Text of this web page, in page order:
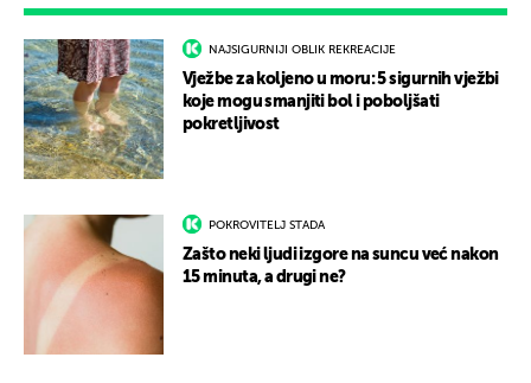
NAJSIGURNIJI OBLIK REKREACIJE
Vježbe za koljeno u moru: 5 sigurnih vježbi
koje mogu smanjiti bol i poboljšati
pokretljivost
POKROVITELJ STADA
Zašto neki ljudi izgore na suncu već nakon
15 minuta, a drugi ne?